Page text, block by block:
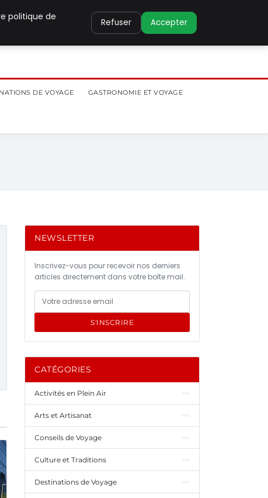
DE VOYAGE GASTRONOMIE ET VOYAGE
NEWSLETTER
Inscrivez-vous pour recevoir nos derniers
articles directement dans votre boîte mail.
S'INSCRIRE
CATÉGORIES
Activités en Plein Air
Arts et Artisanat
Conseils de Voyage
Culture et Traditions
Destinations de Voyage
politique de
Refuser Accepter